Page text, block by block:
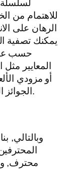
لسلسلة
للاهتمام من
الرهان على
يمكنك تصفية
حسب
المعايير مثل
أو مزودي
الجوائز الكبرى.
وبالتالي,
محترف,